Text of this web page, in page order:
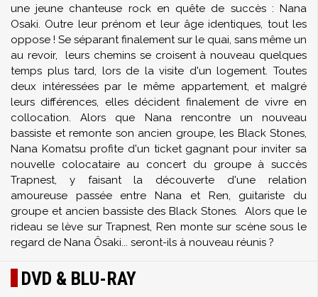
une jeune chanteuse rock en quête de succès : Nana
Osaki. Outre leur prénom et leur âge identiques, tout les
oppose ! Se séparant finalement sur le quai, sans même un
au revoir, leurs chemins se croisent à nouveau quelques
temps plus tard, lors de la visite d'un logement. Toutes
deux intéressées par le même appartement, et malgré
leurs différences, elles décident finalement de vivre en
collocation. Alors que Nana rencontre un nouveau
bassiste et remonte son ancien groupe, les Black Stones,
Nana Komatsu profite d'un ticket gagnant pour inviter sa
nouvelle colocataire au concert du groupe à succès
Trapnest, y faisant la découverte d'une relation
amoureuse passée entre Nana et Ren, guitariste du
groupe et ancien bassiste des Black Stones. Alors que le
rideau se lève sur Trapnest, Ren monte sur scène sous le
regard de Nana Ôsaki... seront-ils à nouveau réunis ?
DVD & BLU-RAY